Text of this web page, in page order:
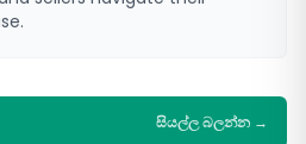
සියල්ල බලන්න →